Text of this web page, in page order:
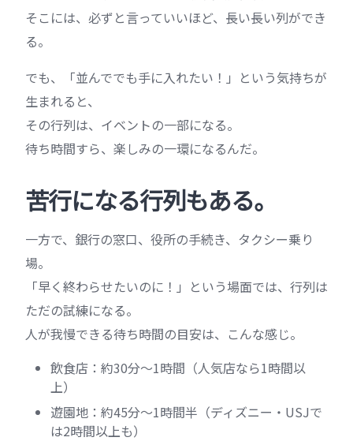
そこには、必ずと言っていいほど、長い長い列ができ
る。
でも、「並んででも手に入れたい！」という気持ちが
生まれると、
その行列は、イベントの一部になる。
待ち時間すら、楽しみの一環になるんだ。
苦行になる行列もある。
一方で、銀行の窓口、役所の手続き、タクシー乗り
場。
「早く終わらせたいのに！」という場面では、行列は
ただの試練になる。
人が我慢できる待ち時間の目安は、こんな感じ。
飲食店：約30分〜1時間（人気店なら1時間以
上）
遊園地：約45分〜1時間半（ディズニー・USJで
は2時間以上も）